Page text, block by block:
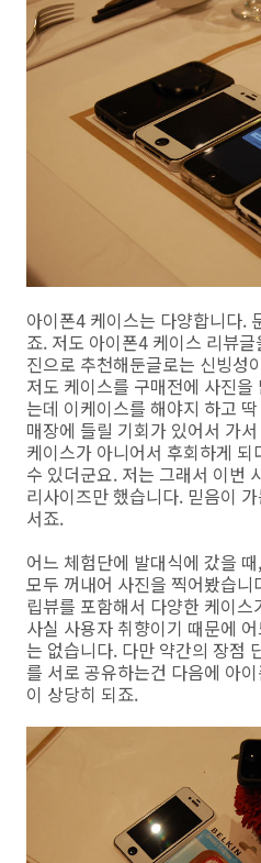
아이폰4 케이스는 다양합니다.
죠. 저도 아이폰4 케이스 리뷰
진으로 추천해둔글로는 신빙성
저도 케이스를 구매전에 사진
는데 이케이스를 해야지 하고
매장에 들릴 기회가 있어서 가
케이스가 아니어서 후회하게
수 있더군요. 저는 그래서 이번
리사이즈만 했습니다. 믿음이
서죠.
어느 체험단에 발대식에 갔을
모두 꺼내어 사진을 찍어봤습
립뷰를 포함해서 다양한 케이
사실 사용자 취향이기 때문에
는 없습니다. 다만 약간의 장점
를 서로 공유하는건 다음에 아
이 상당히 되죠.